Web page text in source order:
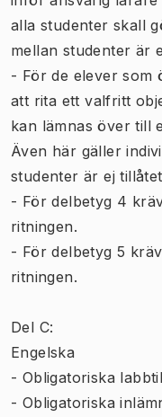
alla studenter skall
mellan studenter är
- För de elever som
att rita ett valfritt
kan lämnas över till
Även här gäller
studenter är ej
- För delbetyg 4
ritningen.
- För delbetyg 5
ritningen.
Del C:
Engelska
- Obligatoriska
- Obligatoriska